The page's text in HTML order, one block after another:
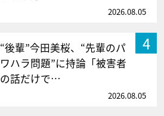
2026.08.05
4
“後輩”今田美桜、“先輩のパ
ワハラ問題”に持論「被害者
の話だけで…
2026.08.05